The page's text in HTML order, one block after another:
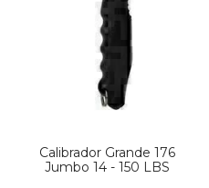
Calibrador Grande 176
Jumbo 14 - 150 LBS